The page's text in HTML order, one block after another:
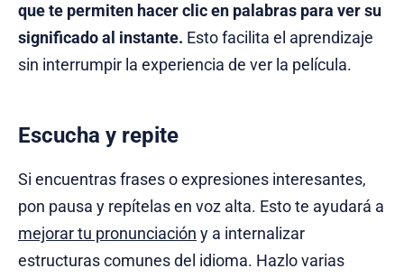
que te permiten hacer clic en palabras para ver su
significado al instante. Esto facilita el aprendizaje
sin interrumpir la experiencia de ver la película.
Escucha y repite
Si encuentras frases o expresiones interesantes,
pon pausa y repítelas en voz alta. Esto te ayudará a
mejorar tu pronunciación y a internalizar
estructuras comunes del idioma. Hazlo varias